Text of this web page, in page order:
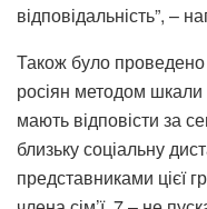
відповідальність”, –
Також було
росіян методом
мають відповісти за
близьку соціальну
представниками цієї